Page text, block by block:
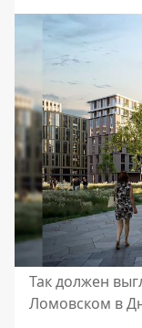
Так должен
Ломовском в